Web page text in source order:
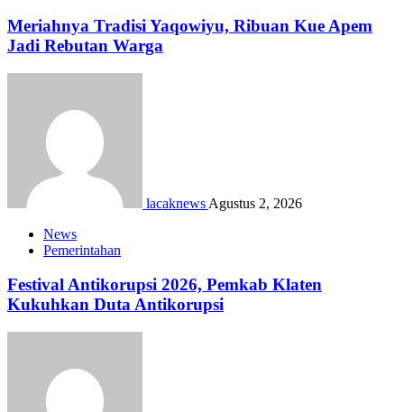
Meriahnya Tradisi Yaqowiyu, Ribuan Kue Apem
Jadi Rebutan Warga
lacaknews Agustus 2, 2026
News
Pemerintahan
Festival Antikorupsi 2026, Pemkab Klaten
Kukuhkan Duta Antikorupsi